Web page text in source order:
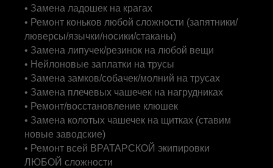
• Замена ладошек на крагах
• Ремонт коньков любой сложности (запятники/
люверсы/язычки/носики/стаканы)
• Замена липучек/резинок на любой вещи
• Нейлоновые заплатки на трусы
• Замена замков/собачек/молний на трусах
• Замена плечевых чашечек на нагрудниках
• Ремонт/восстановление клюшек
• Замена колотых чашечек на щитках (ставим
новые заводские)
• Ремонт всей ВРАТАРСКОЙ экипировки
ЛЮБОЙ сложности